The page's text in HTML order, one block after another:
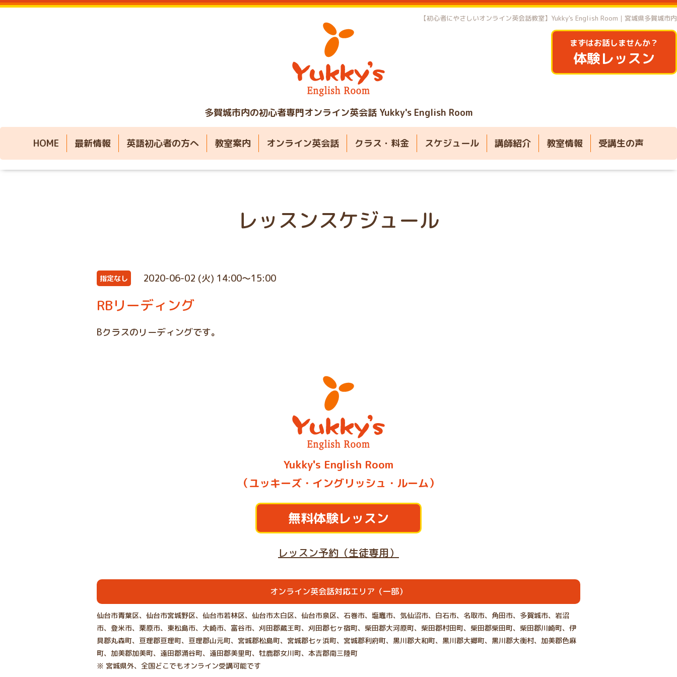
多賀城市内の初心者専門オンライン英会話 Yukky's English Room
【初心者にやさしいオンライン英会話教室】Yukky's English Room｜宮城県多賀城市内
まずはお話しませんか？
体験レッスン
HOME 最新情報 英語初心者の方へ 教室案内 オンライン英会話 クラス・料金 スケジュール 講師紹介 教室情報 受講生の声
レッスンスケジュール
指定なし 2020-06-02 (火) 14:00～15:00
RBリーディング
Bクラスのリーディングです。
Yukky's English Room
（ユッキーズ・イングリッシュ・ルーム）
無料体験レッスン
レッスン予約（生徒専用）
オンライン英会話対応エリア（一部）
仙台市青葉区、仙台市宮城野区、仙台市若林区、仙台市太白区、仙台市泉区、石巻市、塩竈市、気仙沼市、白石市、名取市、角田市、多賀城市、岩沼
市、登米市、栗原市、東松島市、大崎市、富谷市、刈田郡蔵王町、刈田郡七ヶ宿町、柴田郡大河原町、柴田郡村田町、柴田郡柴田町、柴田郡川崎町、伊
具郡丸森町、亘理郡亘理町、亘理郡山元町、宮城郡松島町、宮城郡七ヶ浜町、宮城郡利府町、黒川郡大和町、黒川郡大郷町、黒川郡大衡村、加美郡色麻
町、加美郡加美町、遠田郡涌谷町、遠田郡美里町、牡鹿郡女川町、本吉郡南三陸町
※ 宮城県外、全国どこでもオンライン受講可能です